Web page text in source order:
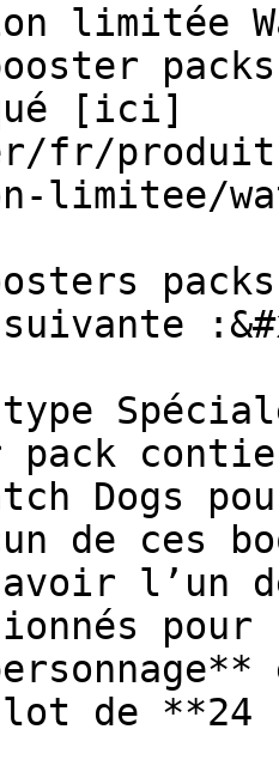
limitée
[ici]
fr/
limitee/
packs
pack
Dogs
de ces
l’un
de **24